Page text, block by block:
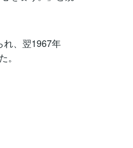
れ、翌1967年
。